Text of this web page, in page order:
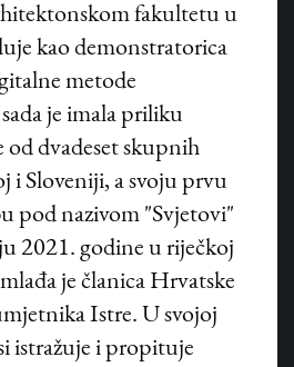
fakultetu u
kao demonstratorica
metode
je imala priliku
od dvadeset skupnih
i Sloveniji, a svoju prvu
pod nazivom "Svjetovi"
2021. godine u riječkoj
je članica Hrvatske
Istre. U svojoj
istražuje i propituje